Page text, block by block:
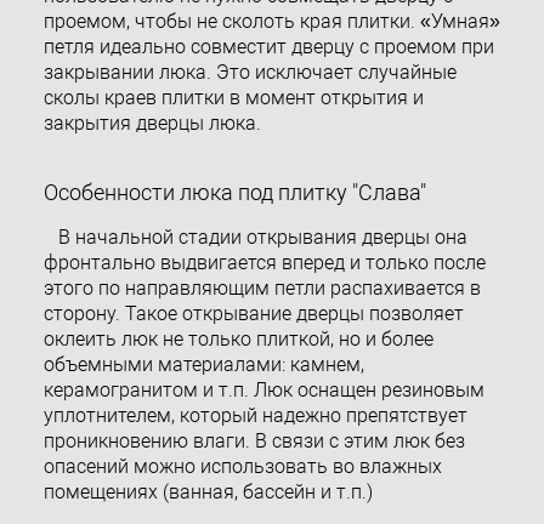
проемом, чтобы не сколоть края плитки. «Умная»
петля идеально совместит дверцу с проемом при
закрывании люка. Это исключает случайные
сколы краев плитки в момент открытия и
закрытия дверцы люка.
Особенности люка под плитку "Слава"
В начальной стадии открывания дверцы она
фронтально выдвигается вперед и только после
этого по направляющим петли распахивается в
сторону. Такое открывание дверцы позволяет
оклеить люк не только плиткой, но и более
объемными материалами: камнем,
керамогранитом и т.п. Люк оснащен резиновым
уплотнителем, который надежно препятствует
проникновению влаги. В связи с этим люк без
опасений можно использовать во влажных
помещениях (ванная, бассейн и т.п.)